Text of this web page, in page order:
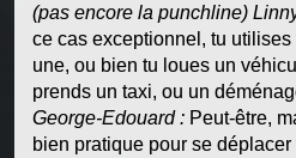
(pas encore la punchline)
ce cas exceptionnel, tu
une, ou bien tu loues un
prends un taxi, ou un
George-Edouard : Peut-être,
bien pratique pour se déplacer